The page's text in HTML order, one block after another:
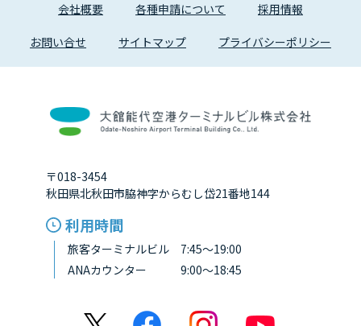
会社概要 各種申請について 採用情報
お問い合せ サイトマップ プライバシーポリシー
〒018-3454
秋田県北秋田市脇神字からむし岱21番地144
利用時間
旅客ターミナルビル 7:45～19:00
ANAカウンター 9:00～18:45